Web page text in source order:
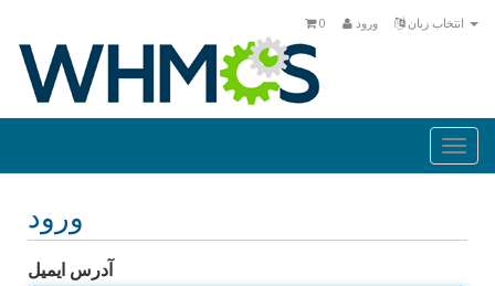
ورود 0
ورود
آدرس ایمیل